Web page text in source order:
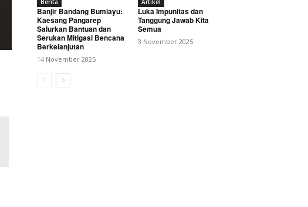
Banjir Bandang Bumiayu:
Kaesang Pangarep
Salurkan Bantuan dan
Serukan Mitigasi Bencana
Berkelanjutan
14 November 2025
Luka Impunitas dan
Tanggung Jawab Kita
Semua
3 November 2025